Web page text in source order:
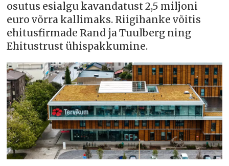
osutus esialgu kavandatust 2,5 miljoni
euro võrra kallimaks. Riigihanke võitis
ehitusfirmade Rand ja Tuulberg ning
Ehitustrust ühispakkumine.